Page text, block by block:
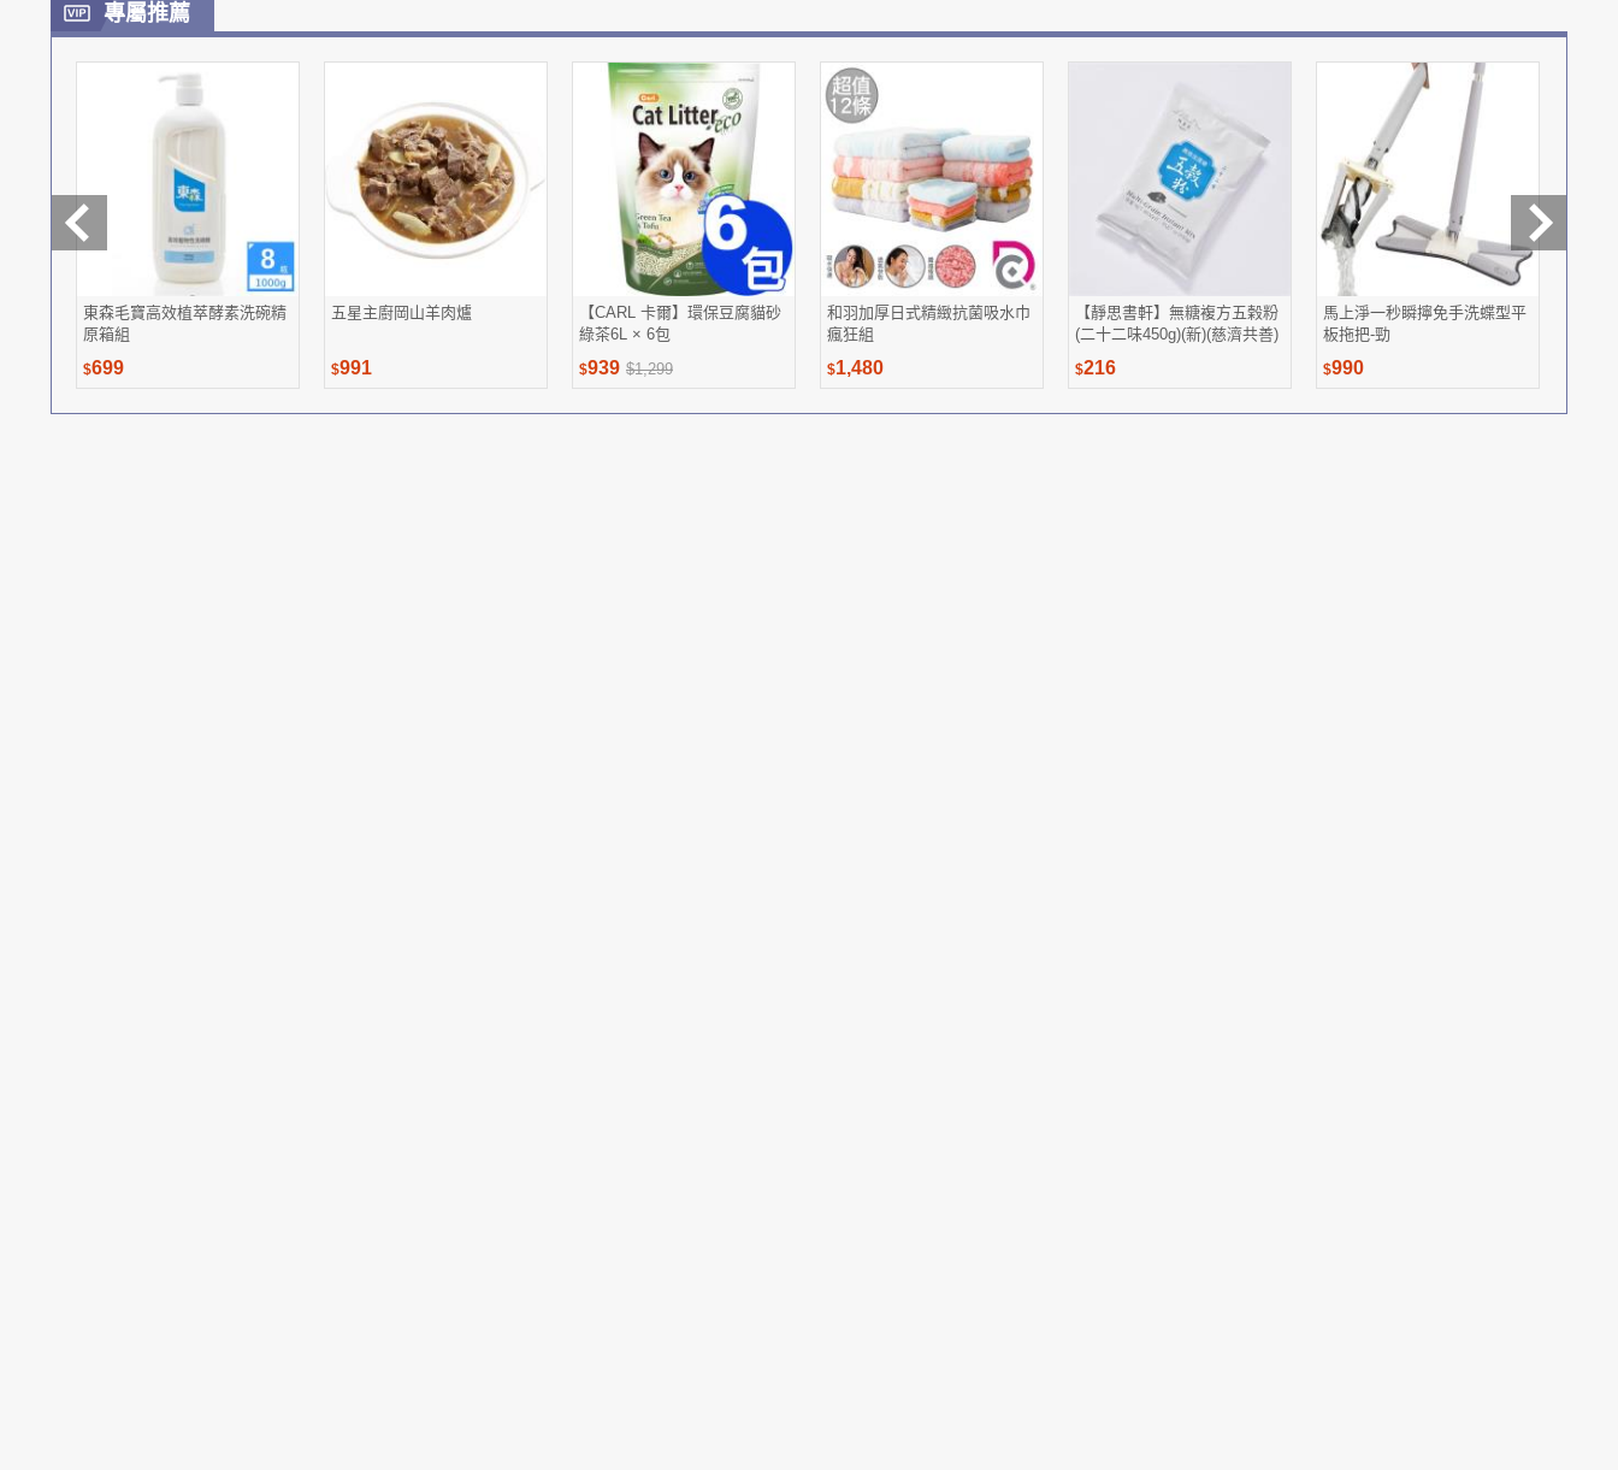
專屬推薦
東森毛寶高效植萃酵素洗碗精
原箱組
$699
五星主廚岡山羊肉爐
$991
【CARL 卡爾】環保豆腐貓砂
綠茶6L × 6包
$939 $1,299
和羽加厚日式精緻抗菌吸水巾
瘋狂組
$1,480
【靜思書軒】無糖複方五榖粉
(二十二味450g)(新)(慈濟共善)
$216
馬上淨一秒瞬擰免手洗蝶型平
板拖把-勁
$990